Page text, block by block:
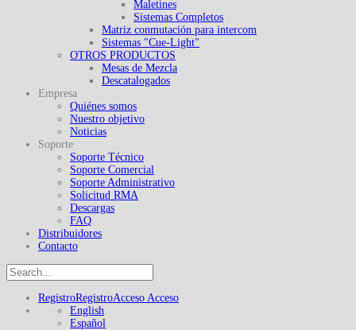
Maletines
Sistemas Completos
Matriz conmutación para intercom
Sistemas "Cue-Light"
OTROS PRODUCTOS
Mesas de Mezcla
Descatalogados
Empresa
Quiénes somos
Nuestro objetivo
Noticias
Soporte
Soporte Técnico
Soporte Comercial
Soporte Administrativo
Solicitud RMA
Descargas
FAQ
Distribuidores
Contacto
RegistroRegistroAcceso Acceso
English
Español